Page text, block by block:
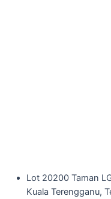
Lot 20200 Taman
Kuala Terengganu,